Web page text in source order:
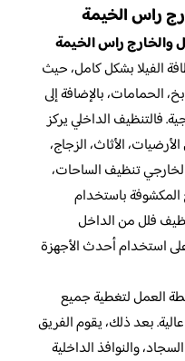
راس الخيمة
والخارج راس الخيمة
الفيلا بشكل كامل، حيث
الحمامات، بالإضافة إلى
فالتنظيف الداخلي يركز
الأثاث، الزجاج،
تنظيف الساحات،
المكشوفة باستخدام
فلل من الداخل
استخدام أحدث الأجهزة
العمل لتغطية جميع
بعد ذلك، يقوم الفريق
والنوافذ الداخلية